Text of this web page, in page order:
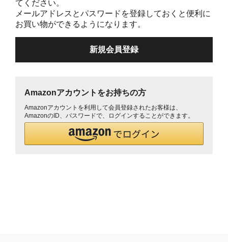
てください。
メールアドレスとパスワードを登録しておくと便利に
お買い物ができるようになります。
Amazonアカウントをお持ちの方
Amazonアカウントを利用して会員登録されたお客様は、
AmazonのID、パスワードで、ログインすることができます。